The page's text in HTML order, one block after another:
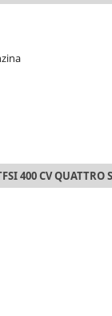
400 CV QUATTRO